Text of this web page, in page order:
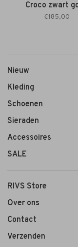
Croco zwart
€185,00
Nieuw
Kleding
Schoenen
Sieraden
Accessoires
SALE
RIVS Store
Over ons
Contact
Verzenden